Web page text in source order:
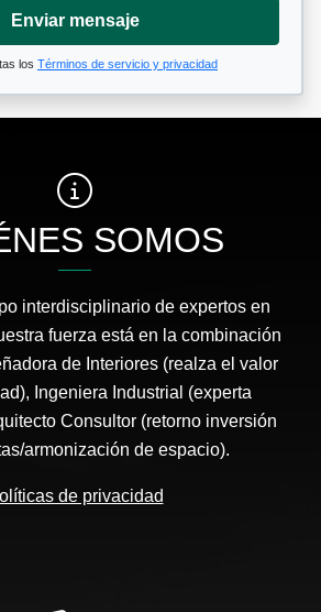
Enviar mensaje
los Términos de servicio y privacidad
SOMOS
interdisciplinario de expertos en
fuerza está en la combinación
de Interiores (realza el valor
Ingeniera Industrial (experta
Consultor (retorno inversión
armonización de espacio).
de privacidad